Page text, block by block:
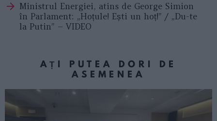
Ministrul Energiei, atins de George Simion
în Parlament: „Hoțule! Ești un hoț!” / „Du-te
la Putin” – VIDEO
AȚI PUTEA DORI DE
ASEMENEA